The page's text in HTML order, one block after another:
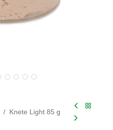
Knete Light 85 g